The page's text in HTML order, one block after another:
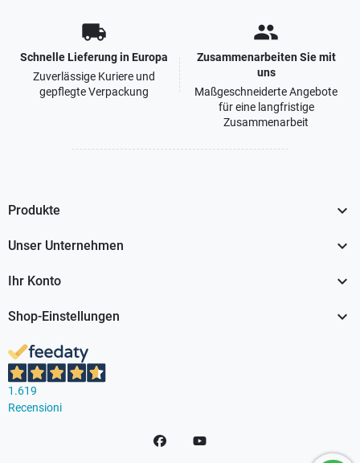
local_shipping
Schnelle Lieferung in Europa
Zuverlässige Kuriere und
gepflegte Verpackung
people
Zusammenarbeiten Sie mit
uns
Maßgeschneiderte Angebote
für eine langfristige
Zusammenarbeit
Produkte 
Unser Unternehmen 
Ihr Konto 
Shop-Einstellungen 
1.619
Recensioni